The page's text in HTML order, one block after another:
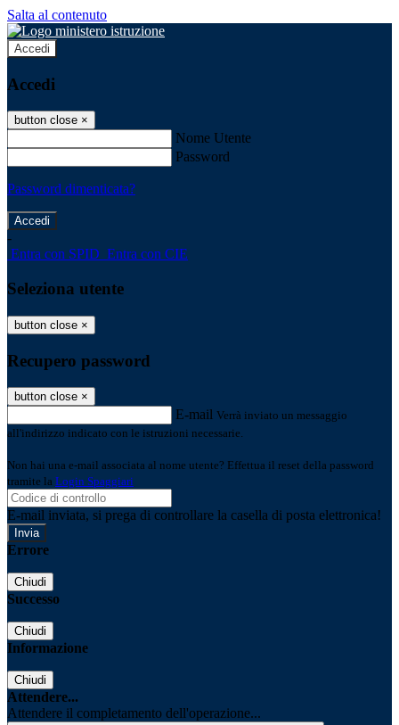
Salta al contenuto
Accedi
Accedi
button close ×
Nome Utente
Password
Password dimenticata?
-
Entra con SPID Entra con CIE
Seleziona utente
button close ×
Recupero password
button close ×
E-mail Verrà inviato un messaggio
all'indirizzo indicato con le istruzioni necessarie.
Non hai una e-mail associata al nome utente? Effettua il reset della password
tramite la Login Spaggiari
E-mail inviata, si prega di controllare la casella di posta elettronica!
Errore
Chiudi
Successo
Chiudi
Informazione
Chiudi
Attendere...
Attendere il completamento dell'operazione...